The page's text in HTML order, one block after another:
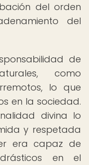
del orden
del
de
como
lo que
en la sociedad.
divina lo
y respetada
era capaz de
en el